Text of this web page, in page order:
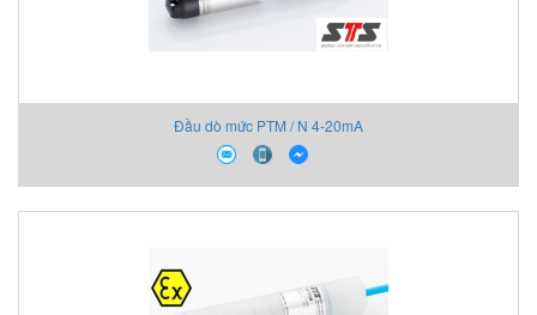
Đầu dò mức PTM / N 4-20mA